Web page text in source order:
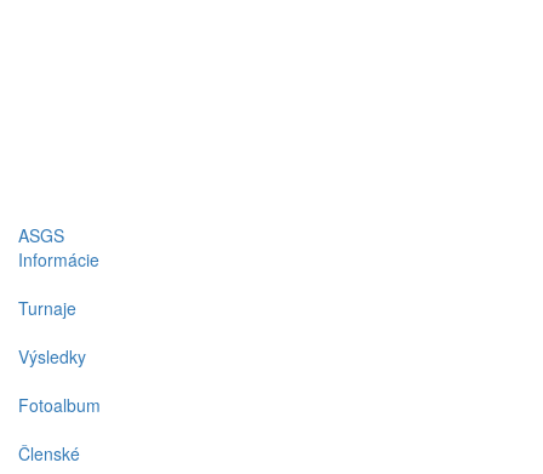
ASGS
Informácie
Turnaje
Výsledky
Fotoalbum
Členské